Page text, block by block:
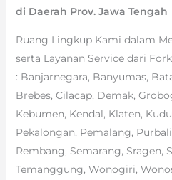
di Daerah Prov. Jawa Tengah
Ruang Lingkup Kami dalam
serta Layanan Service dari
: Banjarnegara, Banyumas,
Brebes, Cilacap, Demak,
Kebumen, Kendal, Klaten,
Pekalongan, Pemalang,
Rembang, Semarang, Sragen,
Temanggung, Wonogiri,